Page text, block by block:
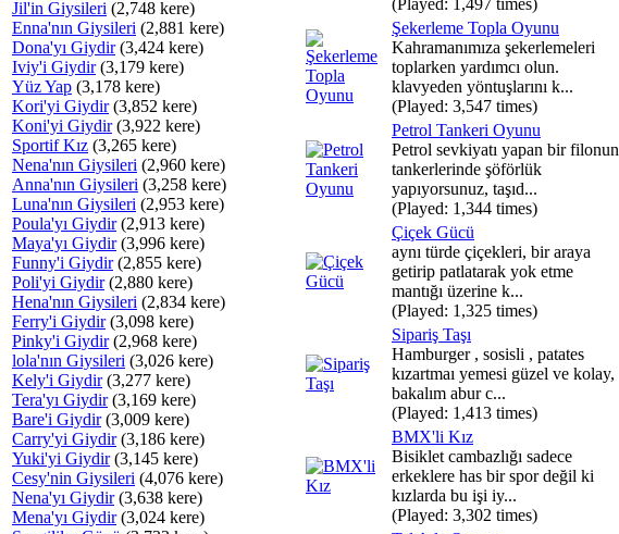
Jil'in Giysileri (2,748 kere)
Enna'nın Giysileri (2,881 kere)
Dona'yı Giydir(3,424 kere)
Iviy'i Giydir(3,179 kere)
Yüz Yap (3,178 kere)
Kori'yi Giydir(3,852 kere)
Koni'yi Giydir(3,922 kere)
Sportif Kız (3,265 kere)
Nena'nın Giysileri (2,960 kere)
Anna'nın Giysileri (3,258 kere)
Luna'nın Giysileri (2,953 kere)
Poula'yı Giydir(2,913 kere)
Maya'yı Giydir(3,996 kere)
Funny'i Giydir(2,855 kere)
Poli'yi Giydir(2,880 kere)
Hena'nın Giysileri (2,834 kere)
Ferry'i Giydir(3,098 kere)
Pinky'i Giydir(2,968 kere)
lola'nın Giysileri (3,026 kere)
Kely'i Giydir(3,277 kere)
Tera'yı Giydir(3,169 kere)
Bare'i Giydir(3,009 kere)
Carry'yi Giydir(3,186 kere)
Yuki'yi Giydir(3,145 kere)
Cesy'nin Giysileri (4,076 kere)
Nena'yı Giydir(3,638 kere)
Mena'yı Giydir(3,024 kere)
(Played: 1,497 times)
Şekerleme Topla Oyunu
Kahramanımıza şekerlemeleri
toplarken yardımcı olun.
klavyeden yöntuşlarını k...
(Played: 3,547 times)
Petrol Tankeri Oyunu
Petrol sevkiyatı yapan bir filonun
tankerlerinde şöförlük
yapıyorsunuz, taşıd...
(Played: 1,344 times)
Çiçek Gücü
aynı türde çiçekleri, bir araya
getirip patlatarak yok etme
mantığı üzerine k...
(Played: 1,325 times)
Sipariş Taşı
Hamburger , sosisli , patates
kızartmaı yemesi güzel ve kolay,
bakalım abur c...
(Played: 1,413 times)
BMX'li Kız
Bisiklet cambazlığı sadece
erkeklere has bir spor değil ki
kızlarda bu işi iy...
(Played: 3,302 times)